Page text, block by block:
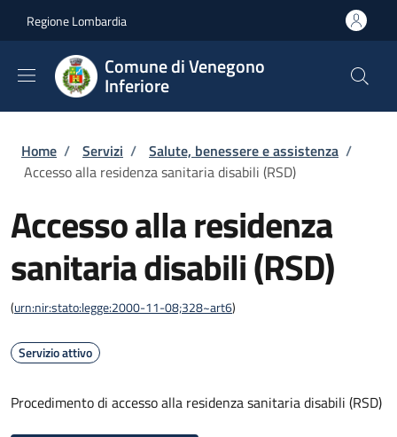
Regione Lombardia
Comune di Venegono
Inferiore
Briciole di pane
Home / Servizi / Salute, benessere e assistenza /
Accesso alla residenza sanitaria disabili (RSD)
Accesso alla residenza
sanitaria disabili (RSD)
(urn:nir:stato:legge:2000-11-08;328~art6)
Servizio attivo
Procedimento di accesso alla residenza sanitaria disabili (RSD)